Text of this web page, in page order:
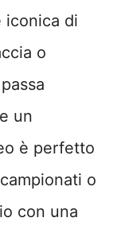
iconica di
o
un
è perfetto
o
con una